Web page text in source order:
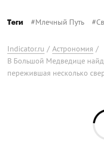
Теги #Млечный Путь #
Indicator.ru / Астрономия /
В Большой Медведице
пережившая несколько